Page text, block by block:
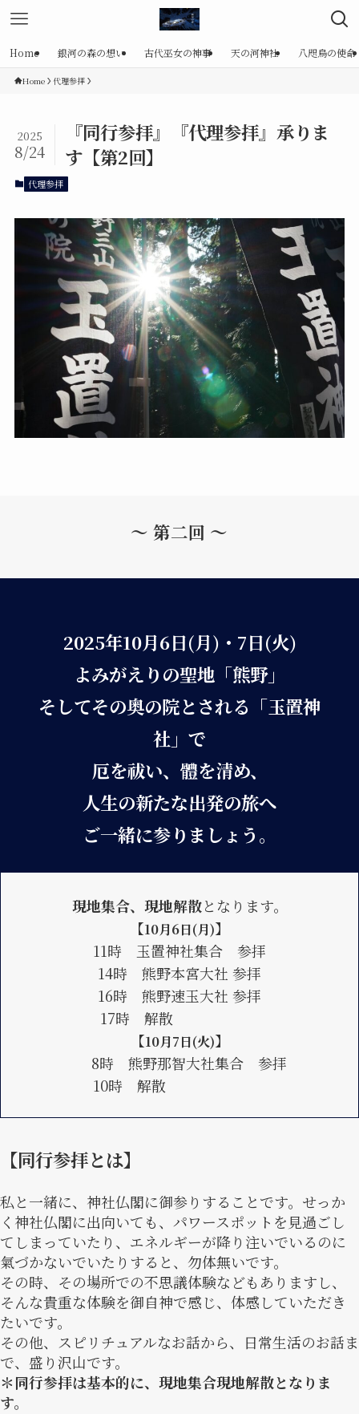
Home 銀河の森の想い 古代巫女の神事 天の河神社 八咫烏の使命
Home 代理参拝
『同行参拝』『代理参拝』承りま
す【第2回】
2025
8/24
代理参拝
～ 第二回 ～
2025年10月6日(月)・7日(火)
よみがえりの聖地「熊野」
そしてその奥の院とされる「玉置神
社」で
厄を祓い、體を清め、
人生の新たな出発の旅へ
ご一緒に参りましょう。
現地集合、現地解散となります。
【10月6日(月)】
11時 玉置神社集合 参拝
14時 熊野本宮大社 参拝
16時 熊野速玉大社 参拝
17時 解散
【10月7日(火)】
8時 熊野那智大社集合 参拝
10時 解散
【同行参拝とは】
私と一緒に、神社仏閣に御参りすることです。せっか
く神社仏閣に出向いても、パワースポットを見過ごし
てしまっていたり、エネルギーが降り注いでいるのに
氣づかないでいたりすると、勿体無いです。
その時、その場所での不思議体験などもありますし、
そんな貴重な体験を御自神で感じ、体感していただき
たいです。
その他、スピリチュアルなお話から、日常生活のお話ま
で、盛り沢山です。
＊同行参拝は基本的に、現地集合現地解散となりま
す。